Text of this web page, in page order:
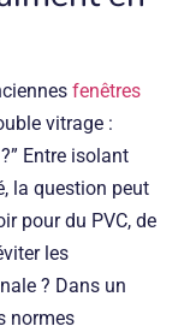
fenêtres
vitrage :
Entre isolant
la question peut
pour du PVC, de
les
? Dans un
normes